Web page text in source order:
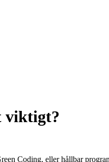
viktigt?
Coding, eller hållbar